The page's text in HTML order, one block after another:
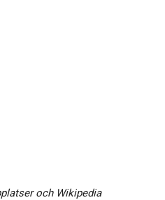
och Wikipedia